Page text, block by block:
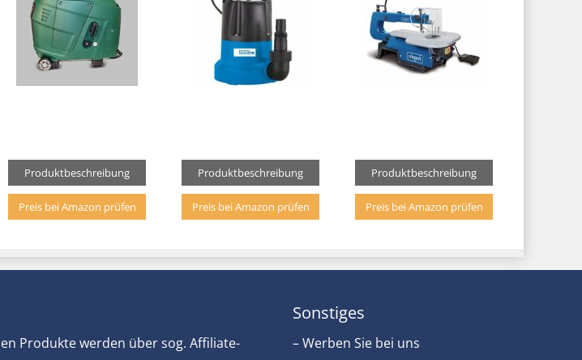
Produktbeschreibung
Preis bei Amazon prüfen
Produktbeschreibung
Preis bei Amazon prüfen
Produktbeschreibung
Preis bei Amazon prüfen
Produkte werden über sog. Affiliate-
Sonstiges
– Werben Sie bei uns